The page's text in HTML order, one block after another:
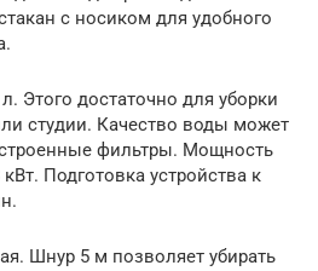
с носиком для удобного
Этого достаточно для уборки
студии. Качество воды может
фильтры. Мощность
Подготовка устройства к
Шнур 5 м позволяет убирать